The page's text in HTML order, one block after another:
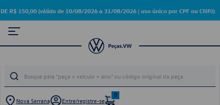
DE R$ 150,00 (válido de 10/08/2026 a 31/08/2026 | uso único por CPF ou CNPJ)
Nova Serrana Entre/registre-se
0